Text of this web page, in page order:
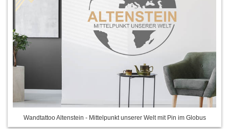
Wandtattoo Altenstein - Mittelpunkt unserer Welt mit Pin im Globus